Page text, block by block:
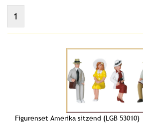
1
Figurenset Amerika sitzend (LGB 53010)